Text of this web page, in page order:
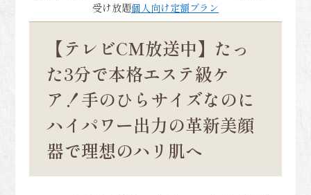
受け放題個人向け定額プラン
【テレビCM放送中】たっ
た3分で本格エステ級ケ
ア！手のひらサイズなのに
ハイパワー出力の革新美顔
器で理想のハリ肌へ